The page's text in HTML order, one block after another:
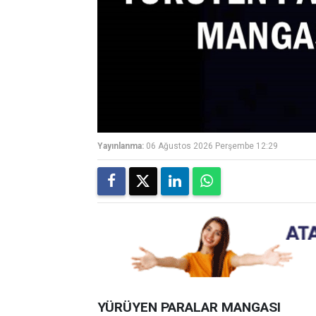
Yayınlanma: 06 Ağustos 2026 Perşembe 12:29
YÜRÜYEN PARALAR MANGASI